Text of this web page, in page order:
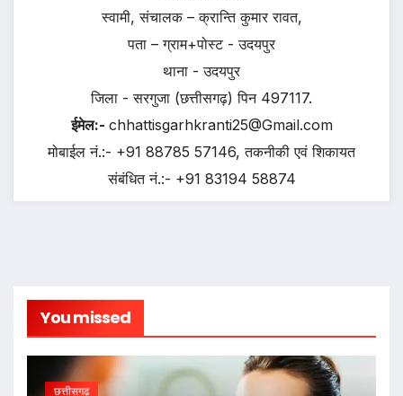
स्वामी, संचालक – क्रान्ति कुमार रावत,
पता – ग्राम+पोस्ट - उदयपुर
थाना - उदयपुर
जिला - सरगुजा (छत्तीसगढ़) पिन 497117.
ईमेल:- chhattisgarhkranti25@Gmail.com
मोबाईल नं.:- +91 88785 57146, तकनीकी एवं शिकायत
संबंधित नं.:- +91 83194 58874
You missed
छत्तीसगढ़